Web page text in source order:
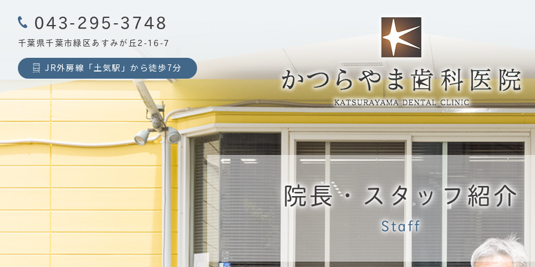
043-295-3748
千葉県千葉市緑区あすみが丘2-16-7
JR外房線「土気駅」から徒歩7分
院長・スタッフ紹介
Staff